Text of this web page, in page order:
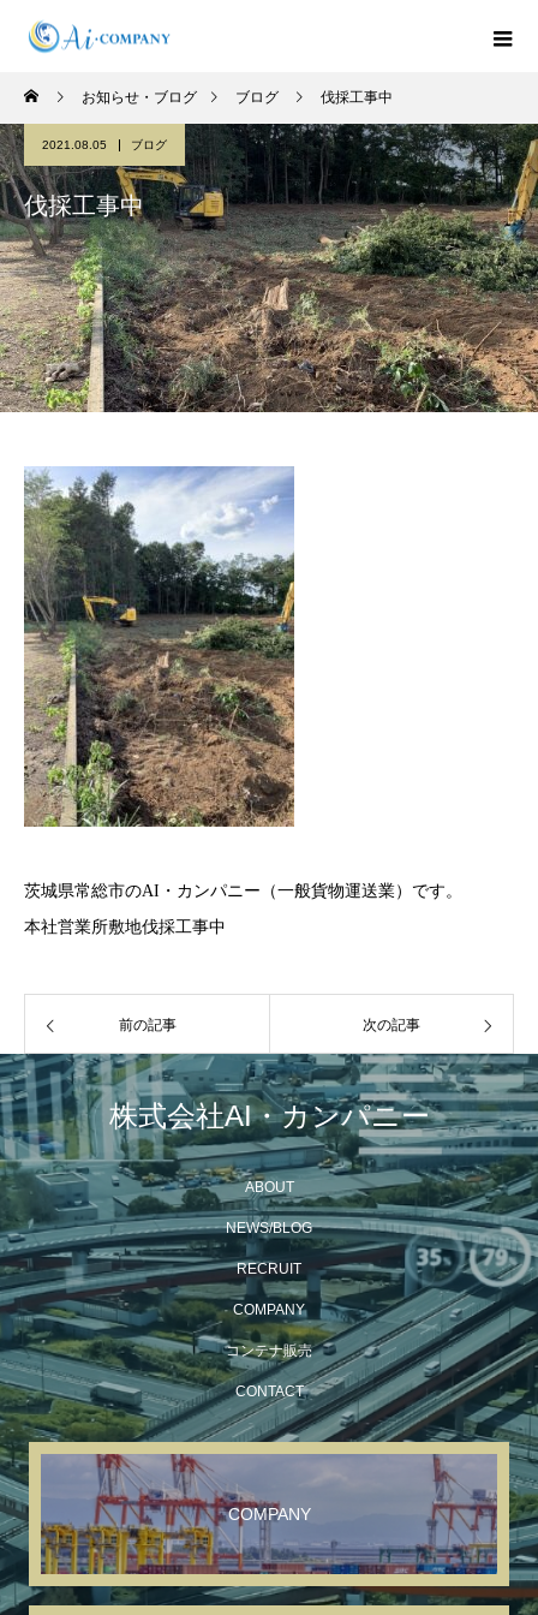
お知らせ・ブログ ブログ 伐採工事中
2021.08.05 ブログ
伐採工事中
茨城県常総市のAI・カンパニー（一般貨物運送業）です。
本社営業所敷地伐採工事中
前の記事 次の記事
株式会社AI・カンパニー
ABOUT
NEWS/BLOG
RECRUIT
COMPANY
コンテナ販売
CONTACT
COMPANY